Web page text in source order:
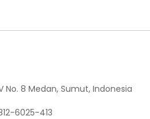
No. 8 Medan, Sumut, Indonesia
6025-413